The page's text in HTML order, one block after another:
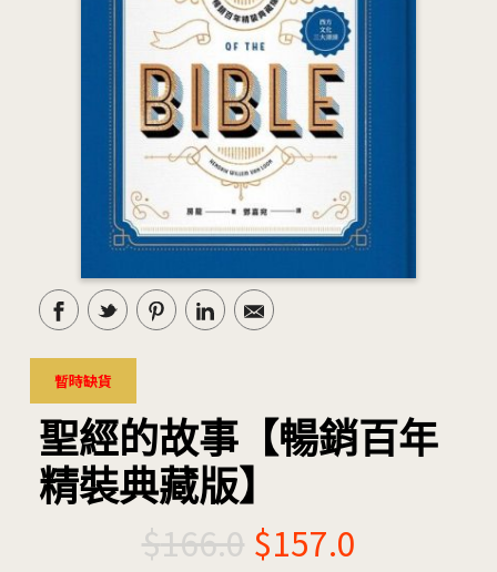
暫時缺貨
聖經的故事【暢銷百年
精裝典藏版】
$166.0 $157.0